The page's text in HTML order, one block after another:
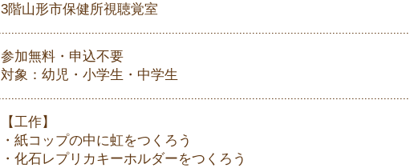
3階山形市保健所視聴覚室
参加無料・申込不要
対象：幼児・小学生・中学生
【工作】
・紙コップの中に虹をつくろう
・化石レプリカキーホルダーをつくろう